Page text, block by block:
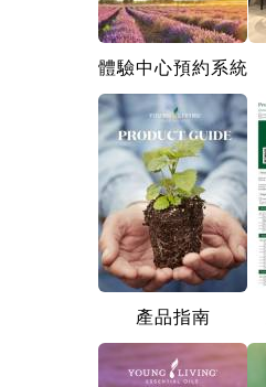
體驗中心預約系統
產品指南